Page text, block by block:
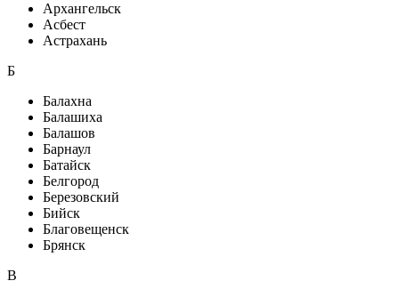
Архангельск
Асбест
Астрахань
Б
Балахна
Балашиха
Балашов
Барнаул
Батайск
Белгород
Березовский
Бийск
Благовещенск
Брянск
В